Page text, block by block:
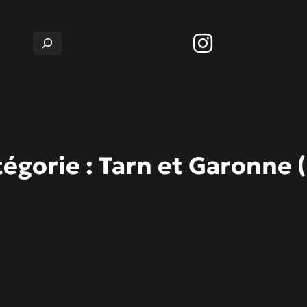
Rechercher
: Tarn et Garonne